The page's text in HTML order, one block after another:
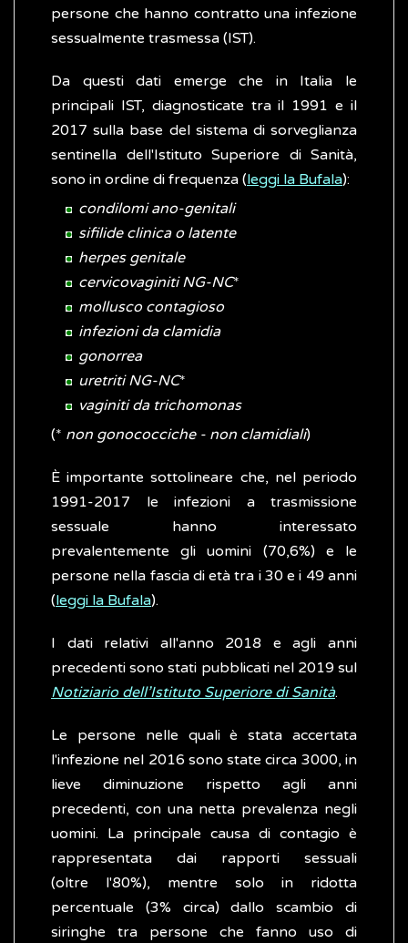
persone che hanno contratto una infezione
sessualmente trasmessa (IST).
Da questi dati emerge che in Italia le
principali IST, diagnosticate tra il 1991 e il
2017 sulla base del sistema di sorveglianza
sentinella dell'Istituto Superiore di Sanità,
sono in ordine di frequenza (leggi la Bufala):
condilomi ano-genitali
sifilide clinica o latente
herpes genitale
cervicovaginiti NG-NC*
mollusco contagioso
infezioni da clamidia
gonorrea
uretriti NG-NC*
vaginiti da trichomonas
(* non gonococciche - non clamidiali)
È importante sottolineare che, nel periodo
1991-2017 le infezioni a trasmissione
sessuale hanno interessato
prevalentemente gli uomini (70,6%) e le
persone nella fascia di età tra i 30 e i 49 anni
(leggi la Bufala).
I dati relativi all'anno 2018 e agli anni
precedenti sono stati pubblicati nel 2019 sul
Notiziario dell’Istituto Superiore di Sanità.
Le persone nelle quali è stata accertata
l'infezione nel 2016 sono state circa 3000, in
lieve diminuzione rispetto agli anni
precedenti, con una netta prevalenza negli
uomini. La principale causa di contagio è
rappresentata dai rapporti sessuali
(oltre l'80%), mentre solo in ridotta
percentuale (3% circa) dallo scambio di
siringhe tra persone che fanno uso di